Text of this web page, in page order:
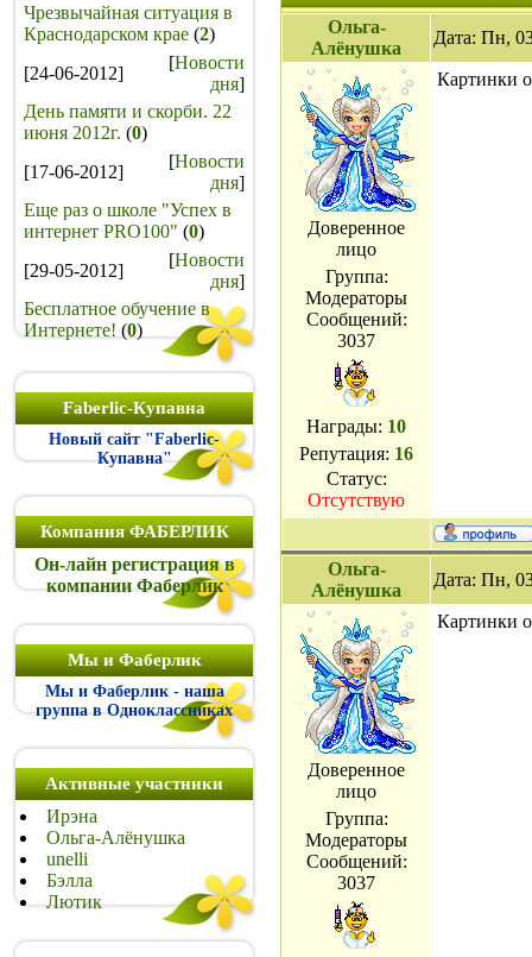
Чрезвычайная ситуация в
Краснодарском крае (2)
[24-06-2012]
[Новости
дня]
День памяти и скорби. 22
июня 2012г. (0)
[17-06-2012]
[Новости
дня]
Еще раз о школе "Успех в
интернет PRO100" (0)
[29-05-2012]
[Новости
дня]
Бесплатное обучение в
Интернете! (0)
Faberlic-Купавна
Новый сайт "Faberlic-
Купавна"
Компания ФАБЕРЛИК
Он-лайн регистрация в
компании Фаберлик
Мы и Фаберлик
Мы и Фаберлик - наша
группа в Одноклассниках
Активные участники
Ирэна
Ольга-Алёнушка
unelli
Бэлла
Лютик
Ольга-
Алёнушка
Дата: Пн,
Доверенное
лицо
Группа:
Модераторы
Сообщений:
3037
Награды: 10
Репутация: 16
Статус:
Отсутствую
Картинки
Ольга-
Алёнушка
Дата: Пн,
Доверенное
лицо
Группа:
Модераторы
Сообщений:
3037
Картинки